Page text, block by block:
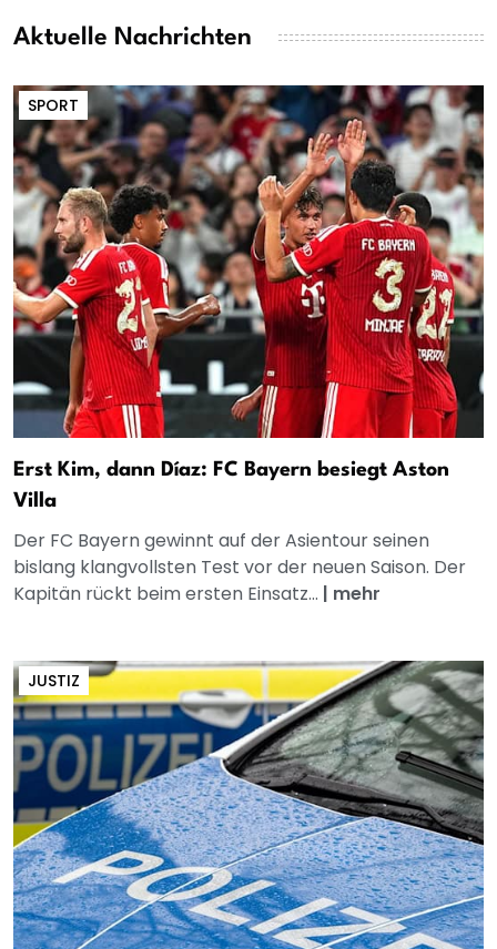
Aktuelle Nachrichten
SPORT
Erst Kim, dann Díaz: FC Bayern besiegt Aston
Villa
Der FC Bayern gewinnt auf der Asientour seinen
bislang klangvollsten Test vor der neuen Saison. Der
Kapitän rückt beim ersten Einsatz... | mehr
JUSTIZ